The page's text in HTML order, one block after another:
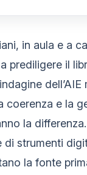
in aula e a
prediligere il
coerenza e la
la
di strumenti
la fonte